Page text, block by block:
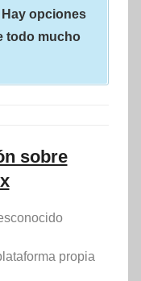
Hay opciones
todo mucho
sobre
propia